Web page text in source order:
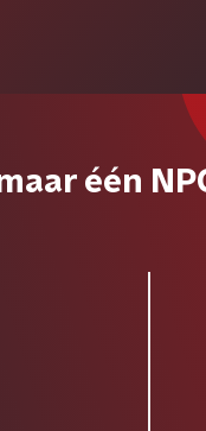
één